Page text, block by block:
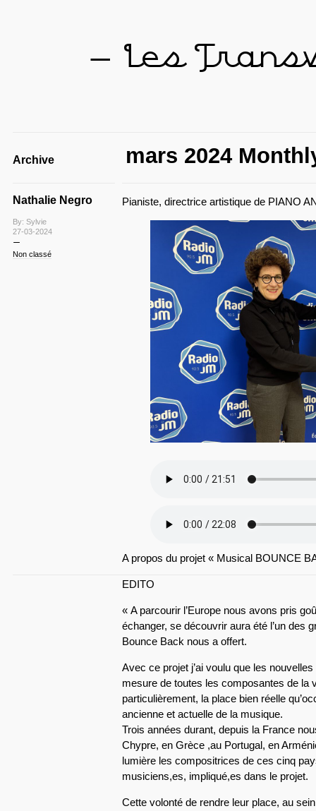
— Les
Archive mars 2024
Nathalie Negro
By: Sylvie
27-03-2024
Non classé
Pianiste, directrice artistique de PIANO
A propos du projet « Musical BOUNCE
EDITO
« A parcourir l’Europe nous avons pris
échanger, se découvrir aura été l’un des
Bounce Back nous a offert.
Avec ce projet j’ai voulu que les
mesure de toutes les composantes de la
particulièrement, la place bien réelle
ancienne et actuelle de la musique.
Trois années durant, depuis la France
Chypre, en Grèce ,au Portugal, en
lumière les compositrices de ces cinq
musiciens,es, impliqué,es dans le projet.
Cette volonté de rendre leur place, au